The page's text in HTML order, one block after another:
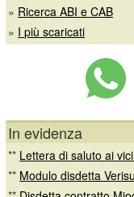
» Ricerca ABI e CAB
» I più scaricati
In evidenza
** Lettera di saluto ai
** Modulo disdetta